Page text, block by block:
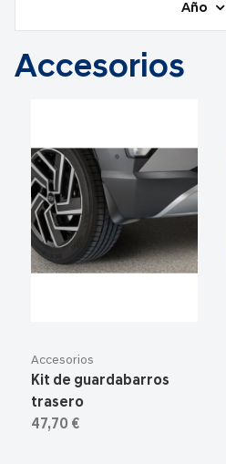
Año
Accesorios
Accesorios
Kit de guardabarros
trasero
47,70 €